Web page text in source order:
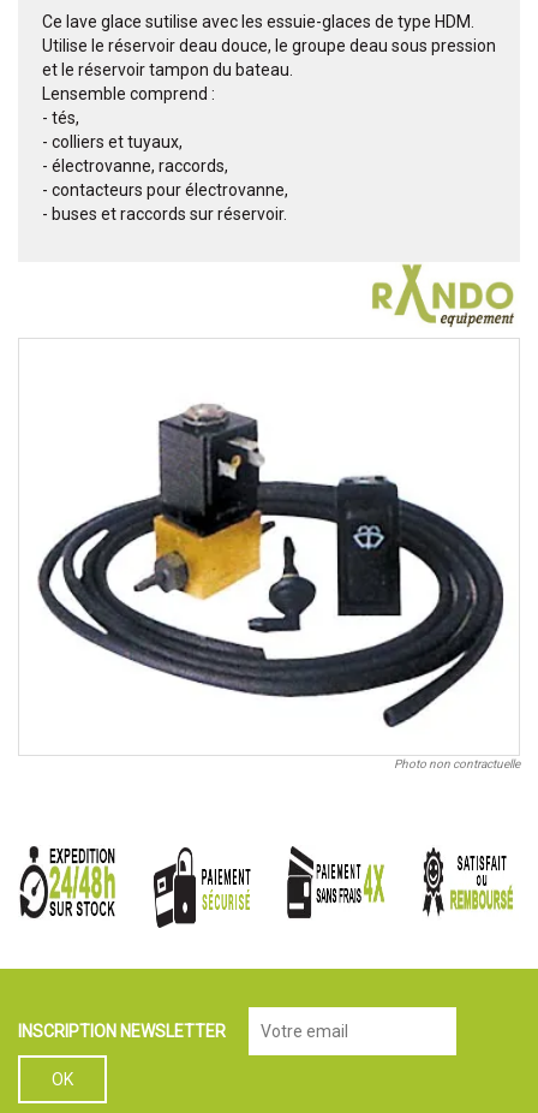
Ce lave glace sutilise avec les essuie-glaces de type HDM.
Utilise le réservoir deau douce, le groupe deau sous pression
et le réservoir tampon du bateau.
Lensemble comprend :
- tés,
- colliers et tuyaux,
- électrovanne, raccords,
- contacteurs pour électrovanne,
- buses et raccords sur réservoir.
Photo non contractuelle
INSCRIPTION NEWSLETTER